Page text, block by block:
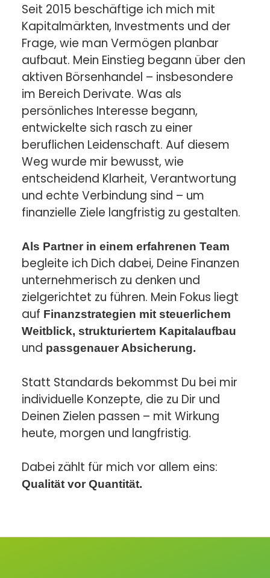
Seit 2015 beschäftige ich mich mit
Kapitalmärkten, Investments und der
Frage, wie man Vermögen planbar
aufbaut. Mein Einstieg begann über den
aktiven Börsenhandel – insbesondere
im Bereich Derivate. Was als
persönliches Interesse begann,
entwickelte sich rasch zu einer
beruflichen Leidenschaft. Auf diesem
Weg wurde mir bewusst, wie
entscheidend Klarheit, Verantwortung
und echte Verbindung sind – um
finanzielle Ziele langfristig zu gestalten.
Als Partner in einem erfahrenen Team
begleite ich Dich dabei, Deine Finanzen
unternehmerisch zu denken und
zielgerichtet zu führen. Mein Fokus liegt
auf Finanzstrategien mit steuerlichem
Weitblick, strukturiertem Kapitalaufbau
und passgenauer Absicherung.
Statt Standards bekommst Du bei mir
individuelle Konzepte, die zu Dir und
Deinen Zielen passen – mit Wirkung
heute, morgen und langfristig.
Dabei zählt für mich vor allem eins:
Qualität vor Quantität.